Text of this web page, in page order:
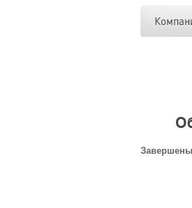
Завершены